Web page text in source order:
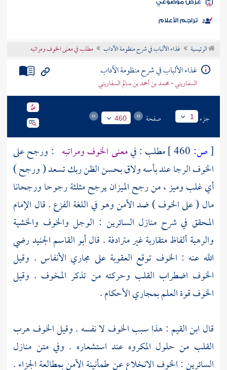
الكتب
موضوعي
تراجم الأعلام
الرئيسية غذاء الألباب في شرح منظومة الآداب مطلب في معنى الخوف ومراتبه
غذاء الألباب في شرح منظومة الآداب
السفاريني - محمد بن أحمد بن سالم السفاريني
جزء 1 صفحة 460
[ص: مطلب : فيمعنى الخوف ومراتبه : ورجح على
الخوف الرجا عند بأسه ولاق بحسن الظن ربك تسعد ( ورجح )
أي غلب وميز ، من رجح الميزان يرجح مثلثة رجوحا ورجحانا
مال ( على الخوف ) ضد الأمن وهو في اللغة الفزع . قال الإمام
المحقق في شرح منازل السائرين : الوجل والخوف والخشية
والرهبة ألفاظ متقاربة غير مترادفة . قالأبو القاسم الجنيدرضي
الله عنه : الخوف توقع العقوبة على مجاري الأنفاس . وقيل
الخوف اضطراب القلب وحركته من تذكر المخوف . وقيل
الخوف قوة العلم بمجاري الأحكام .
قال ابن القيم : هذا سبب الخوف لا نفسه . وقيل الخوف هرب
القلب من حلول المكروه عند استشعاره . وفي متن منازل
السائرين : الخوف الانخلاع عن طمأنينة الأمن بمطالعة الجزاء .